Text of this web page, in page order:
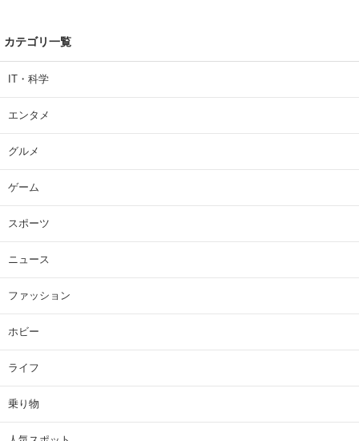
カテゴリ一覧
IT・科学
エンタメ
グルメ
ゲーム
スポーツ
ニュース
ファッション
ホビー
ライフ
乗り物